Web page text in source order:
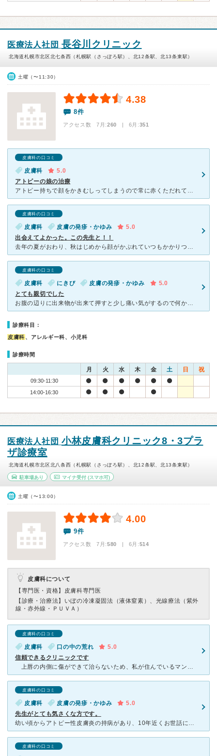
医療法人社団 長谷川クリニック
北海道札幌市北区北七条西（札幌駅（さっぽろ駅）、北12条駅、北13条東駅）
土曜（〜11:30）
4.38
8件
アクセス数 7月:260 | 6月:351
皮膚科の口コミ
皮膚科
5.0
アトピーの娘の治療
アトピー持ちで顔をかきむしってしまうので常に赤くただれてしまっていた娘を診てもらう事になりました。 先生は優秀な名医感がすごくて、アトピーに関する知識が多くて驚きました。 薬の選択も色々と説明して
皮膚科の口コミ
皮膚科 皮膚の発疹・かゆみ
5.0
出会えてよかった。この先生と！！
去年の夏がおわり、秋はじめから顔がかぶれていつもかかりつけの皮膚科へ行きました。薬が合わなくて治る気配なし。この病院は予約制なので、1か月かかって見て頂きました。このサイトで口コミを見て選びました。診
皮膚科の口コミ
皮膚科 にきび 皮膚の発疹・かゆみ
5.0
とても親切でした
お腹の辺りに出来物が出来て押すと少し痛い気がするので何かの病気なのではと心配になり、職場近くのこちらの病院に行きました。 診断はニキビでした(笑)毛穴に汚れが詰まり中が炎症を起こして…と普通にニキビ
診療科目：
皮膚科 、アレルギー科、小児科
診療時間
月 火 水 木 金 土 日 祝
09:30-11:30
14:00-16:30
医療法人社団 小林皮膚科クリニック8・3プラ
ザ診療室
北海道札幌市北区北八条西（札幌駅（さっぽろ駅）、北12条駅、北13条東駅）
駐車場あり マイナ受付(スマホ可)
土曜（〜13:00）
4.00
9件
アクセス数 7月:580 | 6月:514
皮膚科について
【専門医・資格】 皮膚科専門医
【診療・治療法】 いぼの冷凍凝固法（液体窒素）、光線療法（紫外
線・赤外線・ＰＵＶＡ）
皮膚科の口コミ
皮膚科 口の中の荒れ
5.0
信頼できるクリニックです
上唇の内側に傷ができて治らないため、私が住んでいるマンションの２階に入っているこのクリニックにかかりました。通院が便利なので、今後のことを考えてのことです。院長が女性のせいか、患者さんも女性が多いで
皮膚科の口コミ
皮膚科 皮膚の発疹・かゆみ
5.0
先生がとても気さくな方です。
幼い頃からアトピー性皮膚炎の持病があり、10年近くお世話になっております。 私の場合は患部が臀部ということもあり、男性の医師に見せるのは少し気が引けていました。小林先生は女医さんだったので、患部の症
皮膚科の口コミ